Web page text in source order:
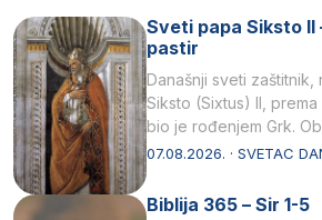
Sveti papa Siksto II
pastir
Današnji sveti zaštitnik,
Siksto (Sixtus) II,
bio je rođenjem Grk.
afričkim…
07.08.2026. · SVETAC
Biblija 365 – Sir 1-5